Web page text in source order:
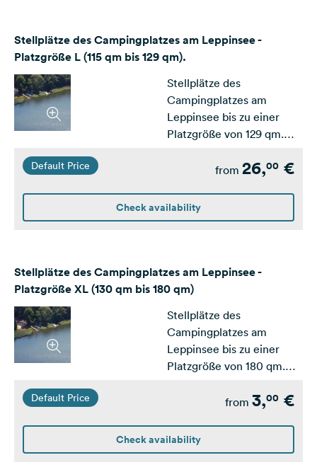
Stellplätze des Campingplatzes am Leppinsee -
Platzgröße L (115 qm bis 129 qm).
Stellplätze des
Campingplatzes am
Leppinsee bis zu einer
Platzgröße von 129 qm.
mittlere Wohnwagen /
Default Price from 26,00 €
Check availability
Stellplätze des Campingplatzes am Leppinsee -
Platzgröße XL (130 qm bis 180 qm)
Stellplätze des
Campingplatzes am
Leppinsee bis zu einer
Platzgröße von 180 qm.
große Wohnwagen /
Default Price from 3,00 €
Check availability